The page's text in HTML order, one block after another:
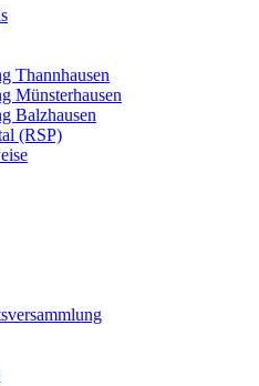
Thannhausen
Münsterhausen
Balzhausen
(RSP)